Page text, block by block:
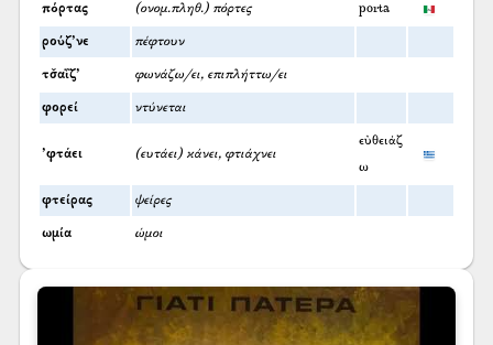
πόρτας (ονομ.πληθ.) πόρτες porta
ρούζ’νε πέφτουν
τσ̌αΐζ’ φωνάζω/ει, επιπλήττω/ει
φορεί ντύνεται
’φτάει (ευτάει) κάνει, φτιάχνει
εὐθειάζ
ω
φτείρας ψείρες
ωμία ώμοι